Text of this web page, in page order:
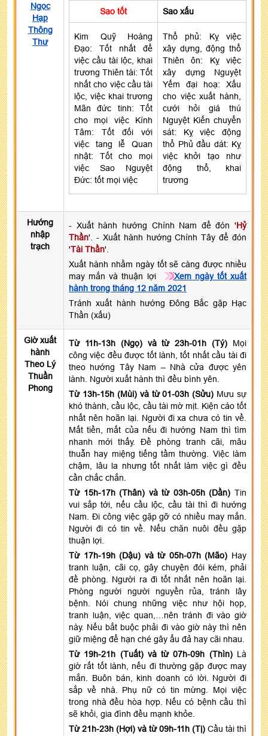
Ngọc
Hạp
Thông
Thư
Sao tốt Sao xấu
Kim Quỹ Hoàng
Đạo: Tốt nhất để
việc cầu tài lộc, khai
trương Thiên tài: Tốt
nhất cho việc cầu tài
lộc, việc khai trương
Mãn đức tinh: Tốt
cho mọi việc Kính
Tâm: Tốt đối với
việc tang lễ Quan
nhật: Tốt cho mọi
việc Sao Nguyệt
Đức: tốt mọi việc
Thổ phủ: Kỵ việc
xây dựng, động thổ
Thiên ôn: Kỵ việc
xây dựng Nguyệt
Yếm đại hoạ: Xấu
cho việc xuất hành,
cưới hỏi giá thú
Nguyệt Kiến chuyển
sát: Kỵ việc động
thổ Phủ đầu dát: Kỵ
việc khởi tạo như
động thổ, khai
trương
Hướng
nhập
trạch
- Xuất hành hướng Chính Nam để đón 'Hỷ
Thần'. - Xuất hành hướng Chính Tây để đón
'Tài Thần'.
Xuất hành nhằm ngày tốt sẽ càng được nhiều
may mắn và thuận lợi
Xem ngày tốt xuất
hành trong tháng 12 năm 2021
Tránh xuất hành hướng Đông Bắc gặp Hạc
Thần (xấu)
Giờ xuất
hành
Theo Lý
Thuần
Phong
Từ 11h-13h (Ngọ) và từ 23h-01h (Tý)
Mọi
công việc đều được tốt lành, tốt nhất cầu tài đi
theo hướng Tây Nam – Nhà cửa được yên
lành. Người xuất hành thì đều bình yên.
Từ 13h-15h (Mùi) và từ 01-03h (Sửu) Mưu sự
khó thành, cầu lộc, cầu tài mờ mịt. Kiện cáo tốt
nhất nên hoãn lại. Người đi xa chưa có tin về.
Mất tiền, mất của nếu đi hướng Nam thì tìm
nhanh mới thấy. Đề phòng tranh cãi, mâu
thuẫn hay miệng tiếng tầm thường. Việc làm
chậm, lâu la nhưng tốt nhất làm việc gì đều
cần chắc chắn.
Từ 15h-17h (Thân) và từ 03h-05h (Dần) Tin
vui sắp tới, nếu cầu lộc, cầu tài thì đi hướng
Nam. Đi công việc gặp gỡ có nhiều may mắn.
Người đi có tin về. Nếu chăn nuôi đều gặp
thuận lợi.
Từ 17h-19h (Dậu) và từ 05h-07h (Mão) Hay
tranh luận, cãi cọ, gây chuyện đói kém, phải
đề phòng. Người ra đi tốt nhất nên hoãn lại.
Phòng người người nguyền rủa, tránh lây
bệnh. Nói chung những việc như hội họp,
tranh luận, việc quan,…nên tránh đi vào giờ
này. Nếu bắt buộc phải đi vào giờ này thì nên
giữ miệng để hạn ché gây ẩu đả hay cãi nhau.
Từ 19h-21h (Tuất) và từ 07h-09h (Thìn) Là
giờ rất tốt lành, nếu đi thường gặp được may
mắn. Buôn bán, kinh doanh có lời. Người đi
sắp về nhà. Phụ nữ có tin mừng. Mọi việc
trong nhà đều hòa hợp. Nếu có bệnh cầu thì
sẽ khỏi, gia đình đều mạnh khỏe.
Từ 21h-23h (Hợi) và từ 09h-11h (Tị) Cầu tài thì